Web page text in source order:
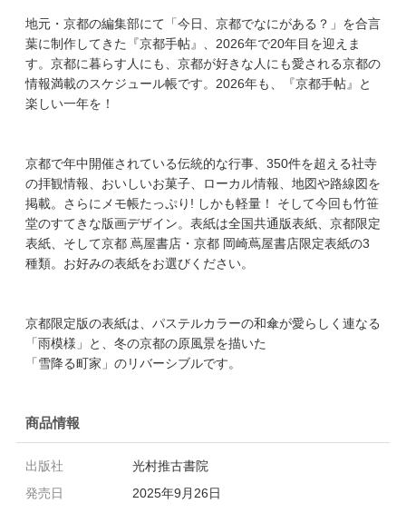
地元・京都の編集部にて「今日、京都でなにがある？」を合言
葉に制作してきた『京都手帖』、2026年で20年目を迎えま
す。京都に暮らす人にも、京都が好きな人にも愛される京都の
情報満載のスケジュール帳です。2026年も、『京都手帖』と
楽しい一年を！
京都で年中開催されている伝統的な行事、350件を超える社寺
の拝観情報、おいしいお菓子、ローカル情報、地図や路線図を
掲載。さらにメモ帳たっぷり! しかも軽量！ そして今回も竹笹
堂のすてきな版画デザイン。表紙は全国共通版表紙、京都限定
表紙、そして京都 蔦屋書店・京都 岡崎蔦屋書店限定表紙の3
種類。お好みの表紙をお選びください。
京都限定版の表紙は、パステルカラーの和傘が愛らしく連なる
「雨模様」と、冬の京都の原風景を描いた
「雪降る町家」のリバーシブルです。
商品情報
出版社
光村推古書院
発売日
2025年9月26日